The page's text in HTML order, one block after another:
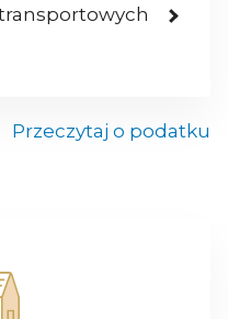
Przeczytaj o podatku